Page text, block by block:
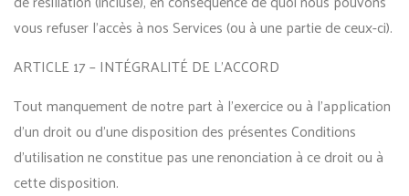
vous refuser l’accès à nos Services (ou à une partie de ceux-ci).
ARTICLE 17 – INTÉGRALITÉ DE L’ACCORD
Tout manquement de notre part à l’exercice ou à l’application
d’un droit ou d’une disposition des présentes Conditions
d’utilisation ne constitue pas une renonciation à ce droit ou à
cette disposition.